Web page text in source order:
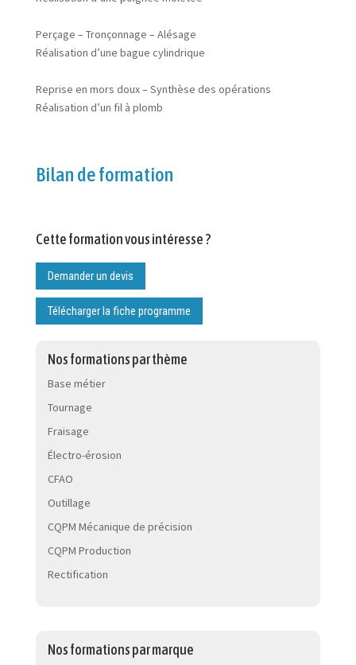
Perçage – Tronçonnage – Alésage
Réalisation d’une bague cylindrique
Reprise en mors doux – Synthèse des opérations
Réalisation d’un fil à plomb
Bilan de formation
Cette formation vous intéresse ?
Demander un devis
Télécharger la fiche programme
Nos formations par thème
Base métier
Tournage
Fraisage
Électro-érosion
CFAO
Outillage
CQPM Mécanique de précision
CQPM Production
Rectification
Nos formations par marque